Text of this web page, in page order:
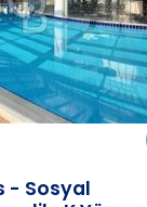
- Sosyal